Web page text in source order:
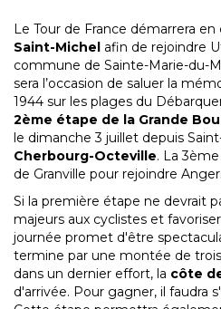
Le Tour de France démarrera
Saint-Michel afin de rejoindre
commune de Sainte-Marie-du-
sera l’occasion de saluer la
1944 sur les plages du
2ème étape de la Grande
le dimanche 3 juillet depuis
Cherbourg-Octeville. La
de Granville pour rejoindre
Si la première étape ne devrait
majeurs aux cyclistes et
journée promet d'être
termine par une montée de
dans un dernier effort, la côte
d'arrivée. Pour gagner, il faudra